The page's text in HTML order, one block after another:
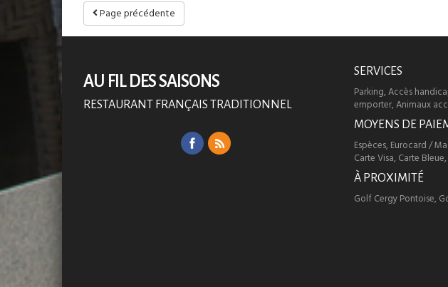
Page précédente
AU FIL DES SAISONS
RESTAURANT FRANÇAIS TRADITIONNEL
SERVICES
Parking, Accès
emporter, Animaux
MOYENS DE
Espèces, Eurocard /
Carte Visa, Carte
À PROXIMITÉ
Golf Cergy Pontoise,